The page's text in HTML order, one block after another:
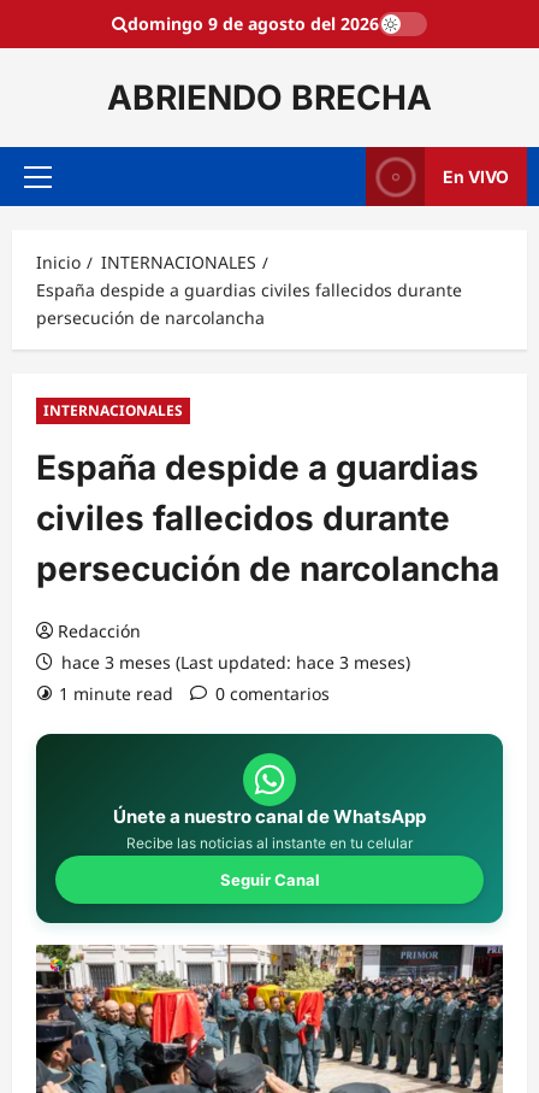
domingo 9 de agosto del 2026
ABRIENDO BRECHA
Menú
En VIVO
Inicio
INTERNACIONALES
España despide a guardias civiles fallecidos durante
persecución de narcolancha
INTERNACIONALES
España despide a guardias
civiles fallecidos durante
persecución de narcolancha
Redacción
hace 3 meses (Last updated: hace 3 meses)
1 minute read
0 comentarios
Únete a nuestro canal de WhatsApp
Recibe las noticias al instante en tu celular
Seguir Canal